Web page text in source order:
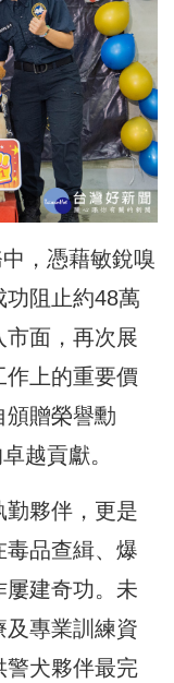
，憑藉敏銳嗅
功阻止約48萬
面，再次展
上的重要價
頒贈榮譽勳
越貢獻。
夥伴，更是
品查緝、爆
屢建奇功。未
及專業訓練資
警犬夥伴最完